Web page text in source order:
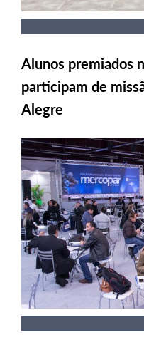
Alunos premiados
participam de
Alegre